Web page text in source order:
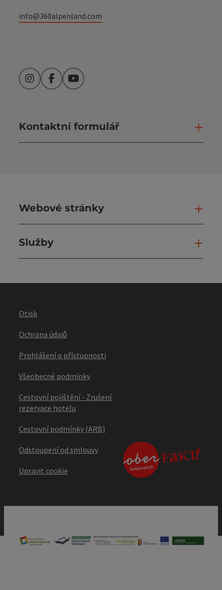
info@360alpenland.com
InstagramFacebookYouTube
Kontaktní formulář
Webové stránky
Služby
Otisk
Ochrana údajů
Prohlášení o přístupnosti
Všeobecné podmínky
Cestovní pojištění - Zrušení
rezervace hotelu
Cestovní podmínky (ARB)
Odstoupení od smlouvy
Upravit cookie